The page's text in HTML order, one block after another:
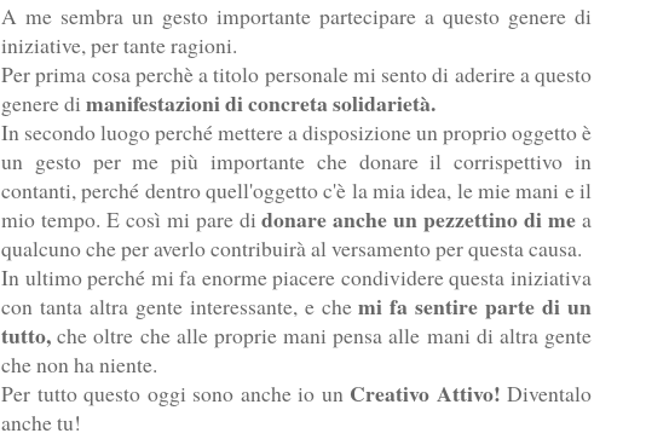
A me sembra un gesto importante partecipare a questo genere di
iniziative, per tante ragioni.
Per prima cosa perchè a titolo personale mi sento di aderire a questo
genere di manifestazioni di concreta solidarietà.
In secondo luogo perché mettere a disposizione un proprio oggetto è
un gesto per me più importante che donare il corrispettivo in
contanti, perché dentro quell'oggetto c'è la mia idea, le mie mani e il
mio tempo. E così mi pare didonare anche un pezzettino di me a
qualcuno che per averlo contribuirà al versamento per questa causa.
In ultimo perché mi fa enorme piacere condividere questa iniziativa
con tanta altra gente interessante, e chemi fa sentire parte di un
tutto, che oltre che alle proprie mani pensa alle mani di altra gente
che non ha niente.
Per tutto questo oggi sono anche io un Creativo Attivo! Diventalo
anche tu!